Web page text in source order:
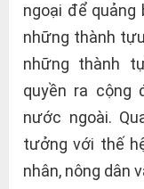
ngoại để
những thành
những thành
quyền ra cộng
nước ngoài.
tưởng với thế
nhân, nông dân